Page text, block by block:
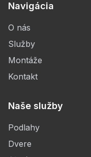
Navigácia
O nás
Služby
Montáže
Kontakt
Naše služby
Podlahy
Dvere